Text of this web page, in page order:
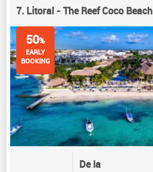
7. Litoral - The Reef Coco Beach
50%
EARLY
BOOKING
De la